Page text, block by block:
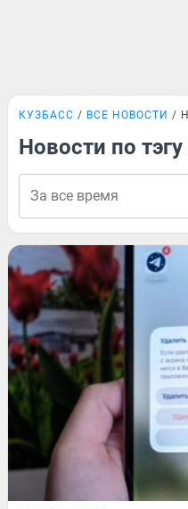
КУЗБАСС ВСЕ НОВОСТИ
Новости по